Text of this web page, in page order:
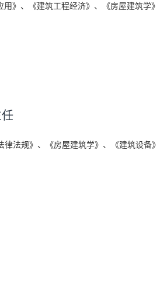
》、《建筑工程经济》、《房屋建筑学》
律法规》、《房屋建筑学》、《建筑设备